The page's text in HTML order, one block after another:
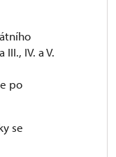
IV. a V.
po
se